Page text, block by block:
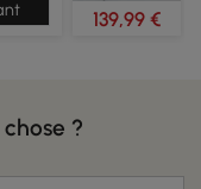
139,99 €
?